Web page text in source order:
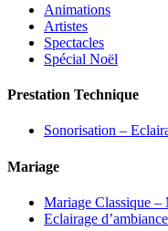
Animations
Artistes
Spectacles
Spécial Noël
Prestation Technique
Sonorisation –
Mariage
Mariage Classique –
Eclairage